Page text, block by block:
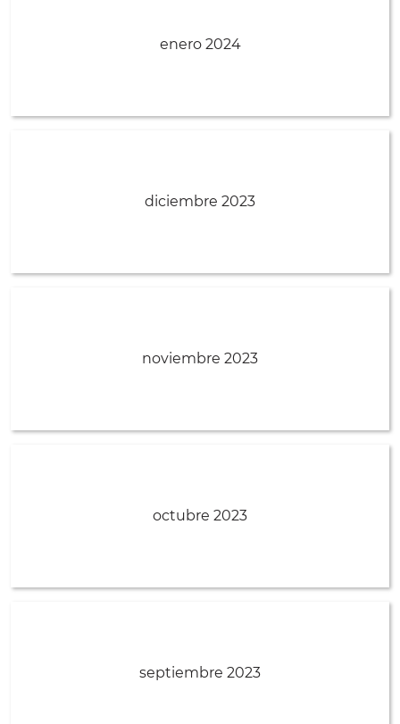
enero 2024
diciembre 2023
noviembre 2023
octubre 2023
septiembre 2023